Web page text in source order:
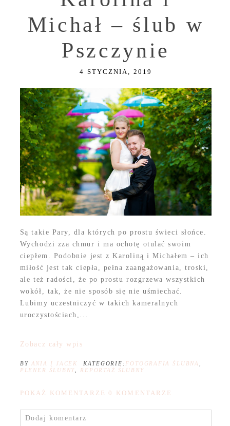
Michał – ślub w
Pszczynie
4 STYCZNIA, 2019
Są takie Pary, dla których po prostu świeci słońce.
Wychodzi zza chmur i ma ochotę otulać swoim
ciepłem. Podobnie jest z Karoliną i Michałem – ich
miłość jest tak ciepła, pełna zaangażowania, troski,
ale też radości, że po prostu rozgrzewa wszystkich
wokół, tak, że nie sposób się nie uśmiechać.
Lubimy uczestniczyć w takich kameralnych
uroczystościach,...
Zobacz cały wpis
BY ANIA I JACEK KATEGORIE: FOTOGRAFIA ŚLUBNA
PLENER ŚLUBNY
REPORTAŻ ŚLUBNY
POKAŻ KOMENTARZE 0 KOMENTARZE
Dodaj komentarz